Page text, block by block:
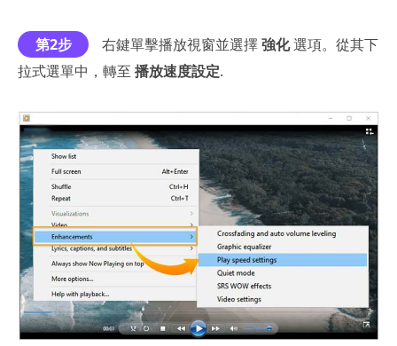
第2步 右鍵單擊播放視窗並選擇強化選項。從其下
拉式選單中，轉至 播放速度設定.